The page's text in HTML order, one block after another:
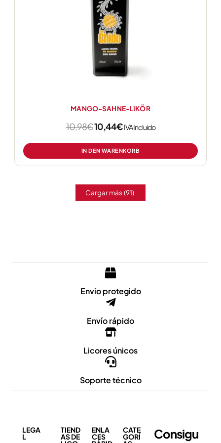
MANGO-SAHNE-LIKÖR
10,98€10,44€IVA Incluido
IN DEN WARENKORB
Cargar más(91)
Envio protegido
Envío rápido
Licores únicos
Soporte técnico
LEGA
L
TIEND
AS DE
ENLA
CES
CATE
GORÍ
Consigu